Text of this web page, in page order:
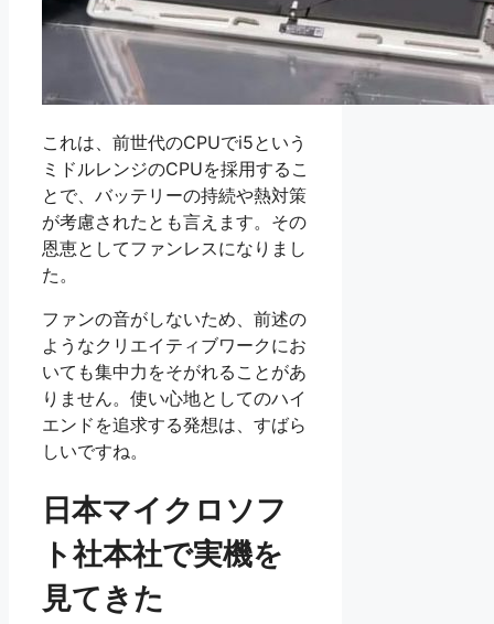
これは、前世代のCPUでi5という
ミドルレンジのCPUを採用するこ
とで、バッテリーの持続や熱対策
が考慮されたとも言えます。その
恩恵としてファンレスになりまし
た。
ファンの音がしないため、前述の
ようなクリエイティブワークにお
いても集中力をそがれることがあ
りません。使い心地としてのハイ
エンドを追求する発想は、すばら
しいですね。
日本マイクロソフ
ト社本社で実機を
見てきた